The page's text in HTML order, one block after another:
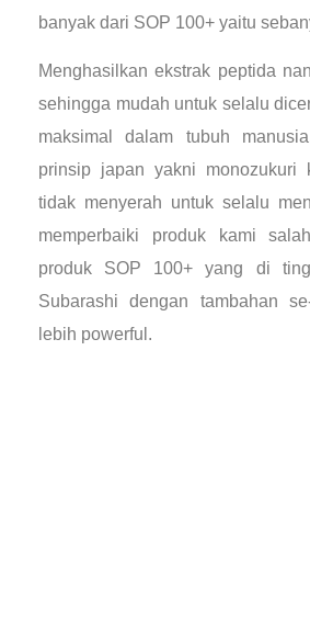
banyak dari SOP 100+ yaitu
Menghasilkan ekstrak peptida
sehingga mudah untuk selalu
maksimal dalam tubuh
prinsip japan yakni monozukuri
tidak menyerah untuk selalu
memperbaiki produk kami
produk SOP 100+ yang di
Subarashi dengan tambahan
lebih powerful.